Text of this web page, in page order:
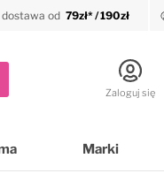
od 79zł* / 190zł
Zaloguj się
Marki